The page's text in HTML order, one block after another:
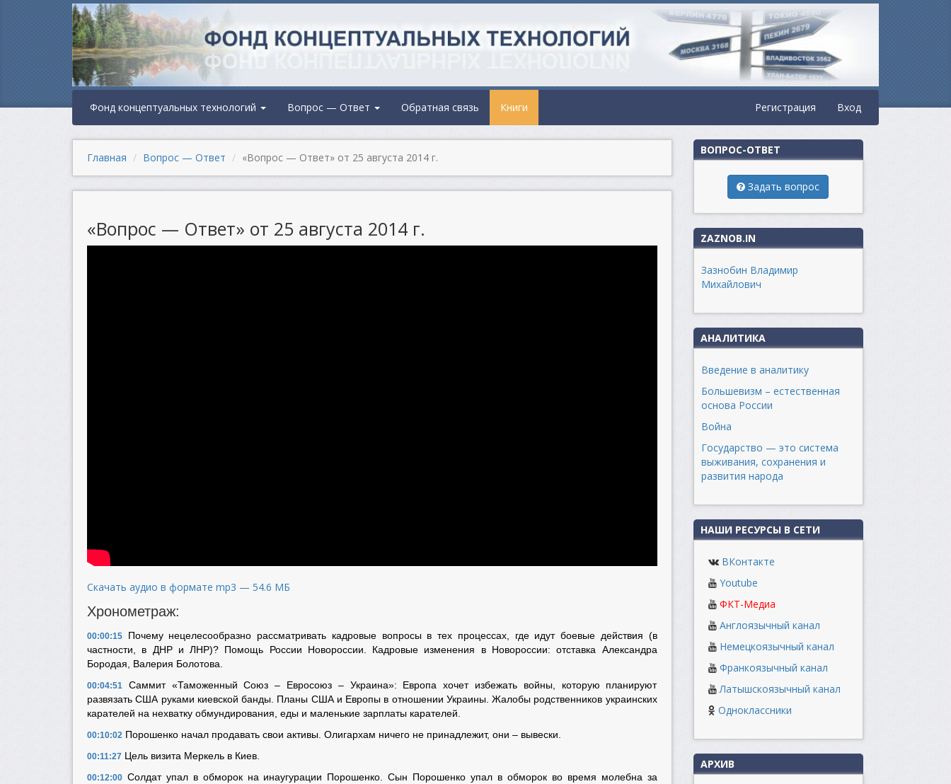
Фонд концептуальных технологий Вопрос — Ответ Обратная связь Книги Регистрация Вход
Главная Вопрос — Ответ «Вопрос — Ответ» от 25 августа 2014 г.
«Вопрос — Ответ» от 25 августа 2014 г.
Скачать аудио в формате mp3 — 54.6 МБ
Хронометраж:
00:00:15 Почему нецелесообразно рассматривать кадровые вопросы в тех процессах, где идут боевые действия (в
частности, в ДНР и ЛНР)? Помощь России Новороссии. Кадровые изменения в Новороссии: отставка Александра
Бородая, Валерия Болотова.
00:04:51 Саммит «Таможенный Союз – Евросоюз – Украина»: Европа хочет избежать войны, которую планируют
развязать США руками киевской банды. Планы США и Европы в отношении Украины. Жалобы родственников украинских
карателей на нехватку обмундирования, еды и маленькие зарплаты карателей.
00:10:02 Порошенко начал продавать свои активы. Олигархам ничего не принадлежит, они – вывески.
00:11:27 Цель визита Меркель в Киев.
00:12:00 Солдат упал в обморок на инаугурации Порошенко. Сын Порошенко упал в обморок во время молебна за
ВОПРОС-ОТВЕТ
Задать вопрос
ZAZNOB.IN
Зазнобин Владимир
Михайлович
АНАЛИТИКА
Введение в аналитику
Большевизм – естественная
основа России
Война
Государство — это система
выживания, сохранения и
развития народа
НАШИ РЕСУРСЫ В СЕТИ
ВКонтакте
Youtube
ФКТ-Медиа
Англоязычный канал
Немецкоязычный канал
Франкоязычный канал
Латышскоязычный канал
Одноклассники
АРХИВ